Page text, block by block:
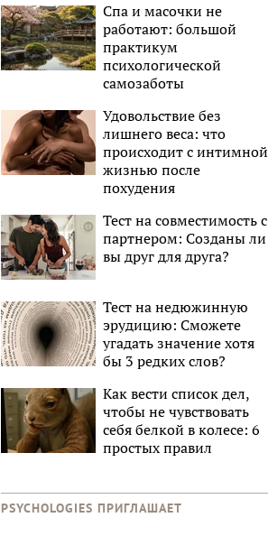
Спа и масочки не
работают: большой
практикум
психологической
самозаботы
Удовольствие без
лишнего веса: что
происходит с интимной
жизнью после
похудения
Тест на совместимость с
партнером: Созданы ли
вы друг для друга?
Тест на недюжинную
эрудицию: Сможете
угадать значение хотя
бы 3 редких слов?
Как вести список дел,
чтобы не чувствовать
себя белкой в колесе: 6
простых правил
PSYCHOLOGIES ПРИГЛАШАЕТ